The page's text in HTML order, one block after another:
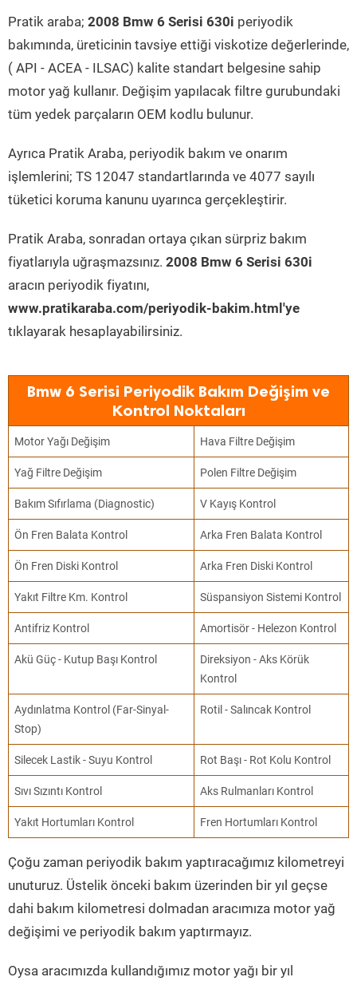
Pratik araba; 2008 Bmw 6 Serisi 630i periyodik
bakımında, üreticinin tavsiye ettiği viskotize değerlerinde,
( API - ACEA - ILSAC) kalite standart belgesine sahip
motor yağ kullanır. Değişim yapılacak filtre gurubundaki
tüm yedek parçaların OEM kodlu bulunur.
Ayrıca Pratik Araba, periyodik bakım ve onarım
işlemlerini; TS 12047 standartlarında ve 4077 sayılı
tüketici koruma kanunu uyarınca gerçekleştirir.
Pratik Araba, sonradan ortaya çıkan sürpriz bakım
fiyatlarıyla uğraşmazsınız. 2008 Bmw 6 Serisi 630i
aracın periyodik fiyatını,
www.pratikaraba.com/periyodik-bakim.html'ye
tıklayarak hesaplayabilirsiniz.
Bmw 6 Serisi Periyodik Bakım Değişim ve
Kontrol Noktaları
Motor Yağı Değişim Hava Filtre Değişim
Yağ Filtre Değişim Polen Filtre Değişim
Bakım Sıfırlama (Diagnostic) V Kayış Kontrol
Ön Fren Balata Kontrol Arka Fren Balata Kontrol
Ön Fren Diski Kontrol Arka Fren Diski Kontrol
Yakıt Filtre Km. Kontrol Süspansiyon Sistemi Kontrol
Antifriz Kontrol Amortisör - Helezon Kontrol
Akü Güç - Kutup Başı Kontrol
Direksiyon - Aks Körük
Kontrol
Aydınlatma Kontrol (Far-Sinyal-
Stop)
Rotil - Salıncak Kontrol
Silecek Lastik - Suyu Kontrol Rot Başı - Rot Kolu Kontrol
Sıvı Sızıntı Kontrol Aks Rulmanları Kontrol
Yakıt Hortumları Kontrol Fren Hortumları Kontrol
Çoğu zaman periyodik bakım yaptıracağımız kilometreyi
unuturuz. Üstelik önceki bakım üzerinden bir yıl geçse
dahi bakım kilometresi dolmadan aracımıza motor yağ
değişimi ve periyodik bakım yaptırmayız.
Oysa aracımızda kullandığımız motor yağı bir yıl